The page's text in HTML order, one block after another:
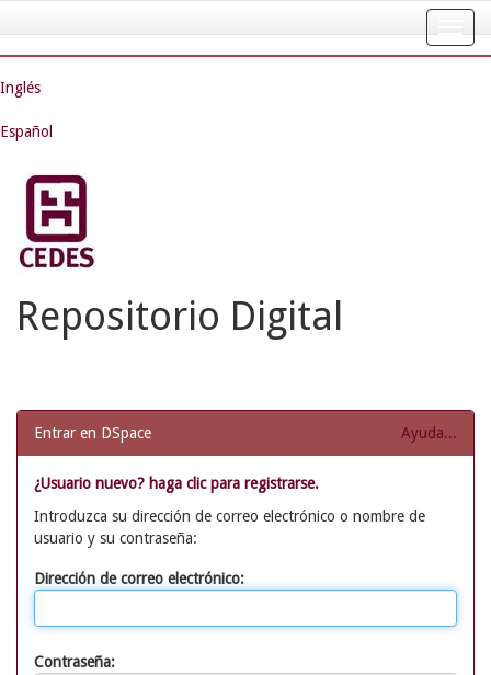
navigation
Inglés
Español
Repositorio Digital
Entrar en DSpace Ayuda...
¿Usuario nuevo? haga clic para registrarse.
Introduzca su dirección de correo electrónico o nombre de
usuario y su contraseña:
Dirección de correo electrónico:
Contraseña: